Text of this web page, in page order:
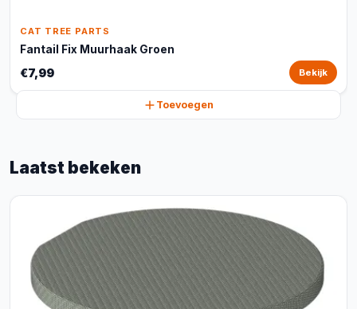
CAT TREE PARTS
Fantail Fix Muurhaak Groen
€7,99 Bekijk
Toevoegen
Laatst bekeken